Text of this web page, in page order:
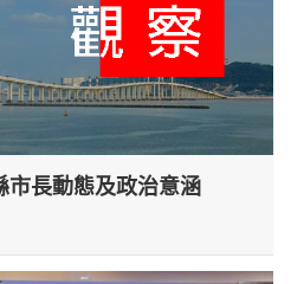
市長動態及政治意涵